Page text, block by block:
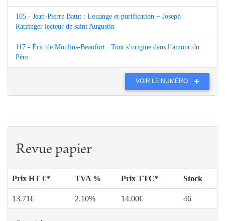
105 - Jean-Pierre Batut : Louange et purification − Joseph
Ratzinger lecteur de saint Augustin
117 - Éric de Moulins-Beaufort : Tout s’origine dans l’amour du
Père
VOIR LE NUMÉRO
Revue papier
Prix HT €* TVA % Prix TTC* Stock
13.71€ 2.10% 14.00€ 46